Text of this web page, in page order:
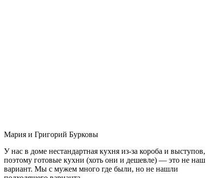
Мария и Григорий Бурковы
У нас в доме нестандартная кухня из-за короба и выступов,
поэтому готовые кухни (хоть они и дешевле) — это не наш
вариант. Мы с мужем много где были, но не нашли